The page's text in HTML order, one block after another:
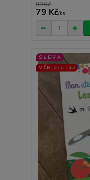
99 Kč
79 Kč/ks
S L E V A
V ČR jen u nás!